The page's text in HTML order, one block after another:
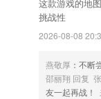
修复用户反馈问题，
新增语音收藏和转发记
修正一些已知bug
可以屏幕多点触控缩
这款游戏的地
挑战性
2026-08-08
燕敬厚 ：不断
邵丽翔 回复
友一起再战！